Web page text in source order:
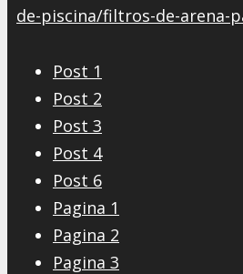
de-piscina/filtros-de-arena-
Post 1
Post 2
Post 3
Post 4
Post 6
Pagina 1
Pagina 2
Pagina 3